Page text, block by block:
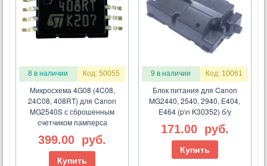
8 в наличии Код: 50055
Микросхема 4G08 (4C08,
24C08, 408RT) для Canon
MG2540S с сброшенным
счетчиком памперса
399.00 руб.
Купить
9 в наличии Код: 10061
Блок питания для Canon
MG2440, 2540, 2940, E404,
E464 (p\n K30352) б/у
171.00 руб.
Купить